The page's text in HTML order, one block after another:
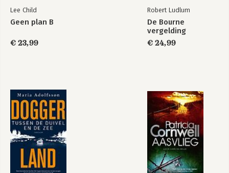
Lee Child
Geen plan B
€ 23,99
Robert Ludlum
De Bourne
vergelding
€ 24,99